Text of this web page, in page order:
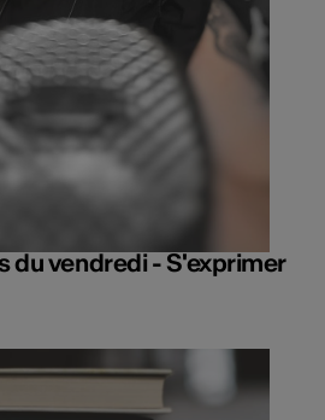
du vendredi - S'exprimer